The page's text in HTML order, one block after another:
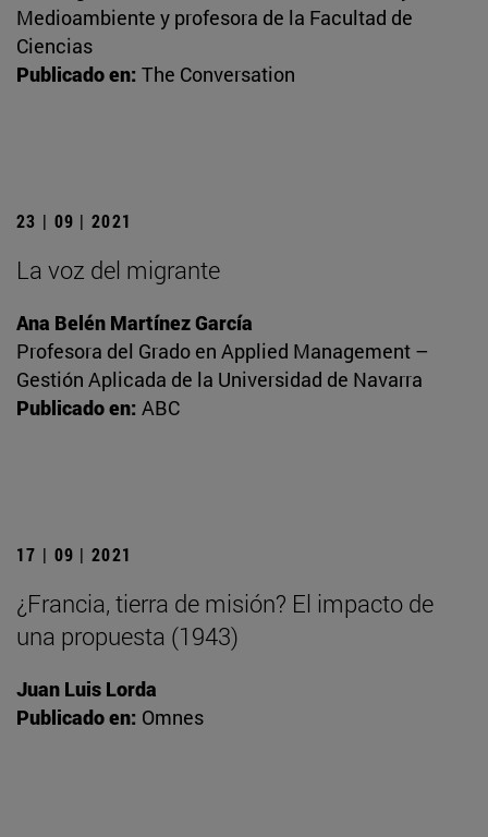
Medioambiente y profesora de la Facultad de
Ciencias
Publicado en: The Conversation
23 | 09 | 2021
La voz del migrante
Ana Belén Martínez García
Profesora del Grado en Applied Management –
Gestión Aplicada de la Universidad de Navarra
Publicado en: ABC
17 | 09 | 2021
¿Francia, tierra de misión? El impacto de
una propuesta (1943)
Juan Luis Lorda
Publicado en: Omnes